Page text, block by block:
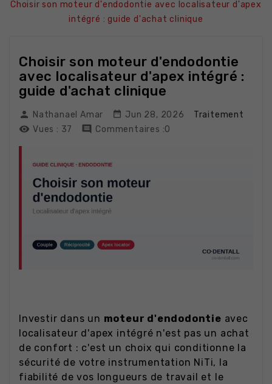
Choisir son moteur d'endodontie avec localisateur d'apex
intégré : guide d'achat clinique
Choisir son moteur d'endodontie
avec localisateur d'apex intégré :
guide d'achat clinique
 Nathanael Amar  Jun 28, 2026 Traitement
 Vues : 37  Commentaires :0
Investir dans un moteur d'endodontie avec
localisateur d'apex intégré n'est pas un achat
de confort : c'est un choix qui conditionne la
sécurité de votre instrumentation NiTi, la
fiabilité de vos longueurs de travail et le